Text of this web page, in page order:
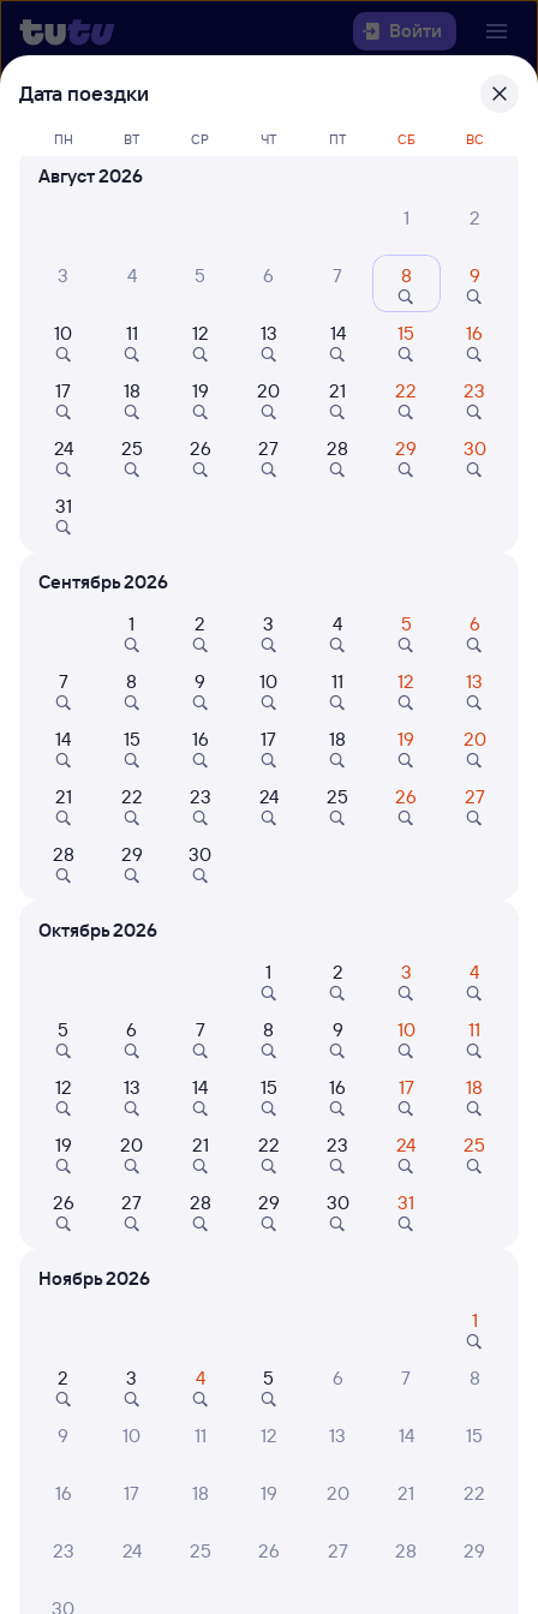
Войти
билеты Майкоп — Хадыженская
Откуда
Найти поезда
Открыта продажа билетов на 5 ноября. Отправление и прибытие
по местному времени. Цены за 1 пассажира
826С Ласточка Проходящий 9,2
Майкоп
Хадыженская
07:00 08:36
1 ч 36 м в пути
Выберите дату
Найдём билет на поезд за вас
Искать билеты
Отели в Хадыженске
2 ⁠765 ⁠₽
Дата поездки
ПН ВТ СР ЧТ ПТ СБ ВС
Август 2026
1
2
3 4 5 6 7 8 9
10 11 12 13 14 15 16
17 18 19 20 21 22 23
24 25 26 27 28 29 30
31
Сентябрь 2026
1
2 3 4 5 6
7 8 9 10 11 12 13
14 15 16 17 18 19 20
21 22 23 24 25 26 27
28 29 30
Октябрь 2026
1
2 3 4
5 6 7 8 9 10 11
12 13 14 15 16 17 18
19 20 21 22 23 24 25
26 27 28 29 30 31
Ноябрь 2026
1
2 3 4 5 6 7 8
9 10 11 12 13 14 15
16 17 18 19 20 21 22
23 24 25 26 27 28 29
30